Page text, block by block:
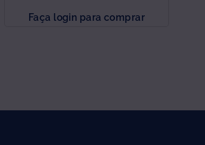
Faça login para comprar